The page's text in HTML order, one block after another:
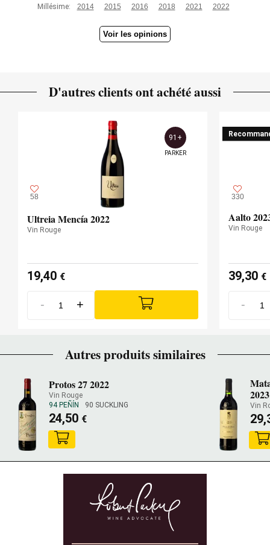
Robert Parker Wine Advocate
Millésime: 2014 2015 2016 2018 2021 2022
Voir les opinions
D'autres clients ont achété aussi
58
91+
PARKER
Ultreia Mencía 2022
Vin Rouge
19,40 €
- +
330
Aalto
Vin Rouge
39,30 €
-
Autres produits similaires
Protos 27 2022
Vin Rouge
94 PEÑÍN
90 SUCKLING
24,50 €
2023
Vin